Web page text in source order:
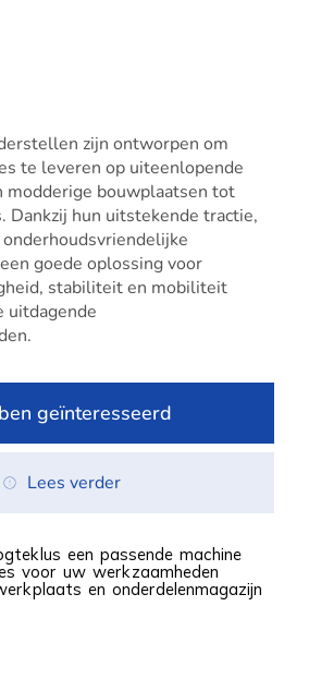
zijn ontworpen om
te leveren op uiteenlopende
modderige bouwplaatsen tot
Dankzij hun uitstekende tractie,
goede oplossing voor
stabiliteit en mobiliteit
uitdagende
een passende machine
voor uw werkzaamheden
en onderdelenmagazijn
geïnteresseerd
Lees verder